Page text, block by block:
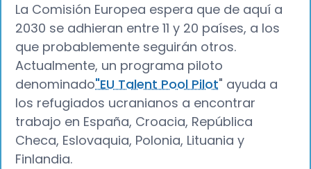
La Comisión Europea espera que de aquí a
2030 se adhieran entre 11 y 20 países, a los
que probablemente seguirán otros.
Actualmente, un programa piloto
denominado"EU Talent Pool Pilot" ayuda a
los refugiados ucranianos a encontrar
trabajo en España, Croacia, República
Checa, Eslovaquia, Polonia, Lituania y
Finlandia.